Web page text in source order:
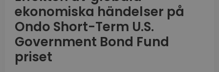
ekonomiska händelser på
Ondo Short-Term U.S.
Government Bond Fund
priset